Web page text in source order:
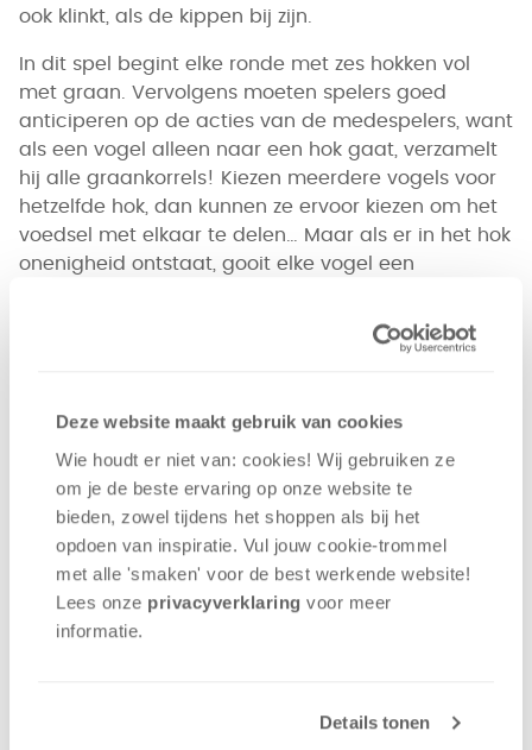
Deze website maakt gebruik van cookies
Wie houdt er niet van: cookies! Wij gebruiken ze
om je de beste ervaring op onze website te
bieden, zowel tijdens het shoppen als bij het
opdoen van inspiratie. Vul jouw cookie-trommel
met alle 'smaken' voor de best werkende website​!
Lees onze privacyverklaring voor meer
informatie.
Details tonen
ook klinkt, als de kippen bij zijn.
In dit spel begint elke ronde met zes hokken vol
met graan. Vervolgens moeten spelers goed
anticiperen op de acties van de medespelers, want
als een vogel alleen naar een hok gaat, verzamelt
hij alle graankorrels! Kiezen meerdere vogels voor
hetzelfde hok, dan kunnen ze ervoor kiezen om het
voedsel met elkaar te delen… Maar als er in het hok
onenigheid ontstaat, gooit elke vogel een
resultaat er met alle graankorrels vandoor! Vossen
die alleen naar een hok gaan, krijgen niets, maar
vossen naar hetzelfde hok gaan, moeten ze
dobbelen, want vossen delen niets!
De speler met de meeste punten, verzameld uit
graankorrels en pluimveekaarten, is de winnaar! Dit
blufspelletje is eenvoudig te leren en dus leuk voor
het hele gezin!
Wil je een mail ontvangen als deze spellen op